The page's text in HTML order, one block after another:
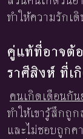
ทำให้ความรักเ
คู่แท้ที่อาจต้
ราศีสิงห์ ที่เ
คนเกิดเดือนกัน
ทำให้เขารู้สึกถู
และไม่ชอบถูก